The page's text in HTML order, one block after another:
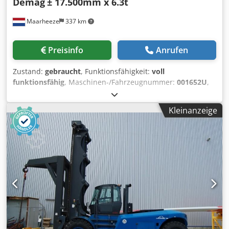
Maarheeze 337 km
Preisinfo Anrufen
Zustand: gebraucht, Funktionsfähigkeit: voll
funktionsfähig, Maschinen-/Fahrzeugnummer: 001652U,
, Zu verkaufen Gebrauchter Demag-
Brückenkrane mit einem Träger, ca. 17.500 mm
Spannweite und 6.300 kg Tragfähigkeit. Ref. 001652U *
Trocken gelagert * Technisch zu 100 % in Ordnung und
überprüft Alle unsere neuen und gebrauchten Krane, die
wir montiert liefern, werden mit Garantie geliefert! Wir
können unsere angebotenen Krane gegebenenfalls
inklusive Folgendem liefern: * Anpassung in Länge
und/oder Höhe und gegebenenfalls Neulackierung *
Stromschiene / Längszuführung * Funkfernsteuerung *
Tandemsteuerung * Montage und Inspektion Bei Jan
Reiling B.V. finden Sie auch: * Neue Hebezeuge *
Ersatzteile für Ihre Hebezeuge * Schwenkkrane * KBK X/Y-
Kleinanzeige